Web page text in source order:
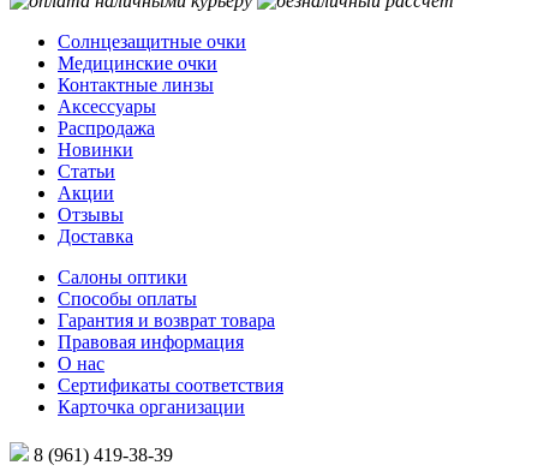
Солнцезащитные очки
Медицинские очки
Контактные линзы
Аксессуары
Распродажа
Новинки
Статьи
Акции
Отзывы
Доставка
Салоны оптики
Способы оплаты
Гарантия и возврат товара
Правовая информация
О нас
Сертификаты соответствия
Карточка организации
8 (961) 419-38-39